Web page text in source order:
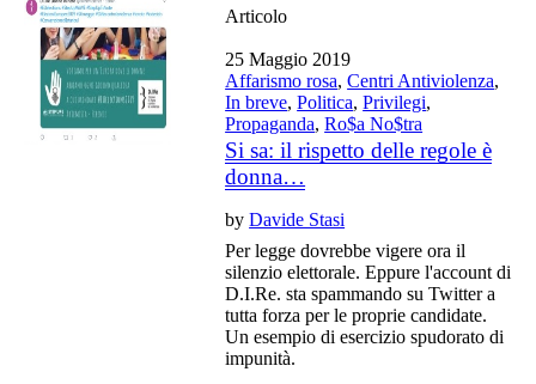
Articolo
25 Maggio 2019
Affarismo rosa,Centri Antiviolenza,
In breve,Politica,Privilegi,
Propaganda,Ro$a No$tra
Si sa: il rispetto delle regole è
donna…
byDavide Stasi
Per legge dovrebbe vigere ora il
silenzio elettorale. Eppure l'account di
D.I.Re. sta spammando su Twitter a
tutta forza per le proprie candidate.
Un esempio di esercizio spudorato di
impunità.